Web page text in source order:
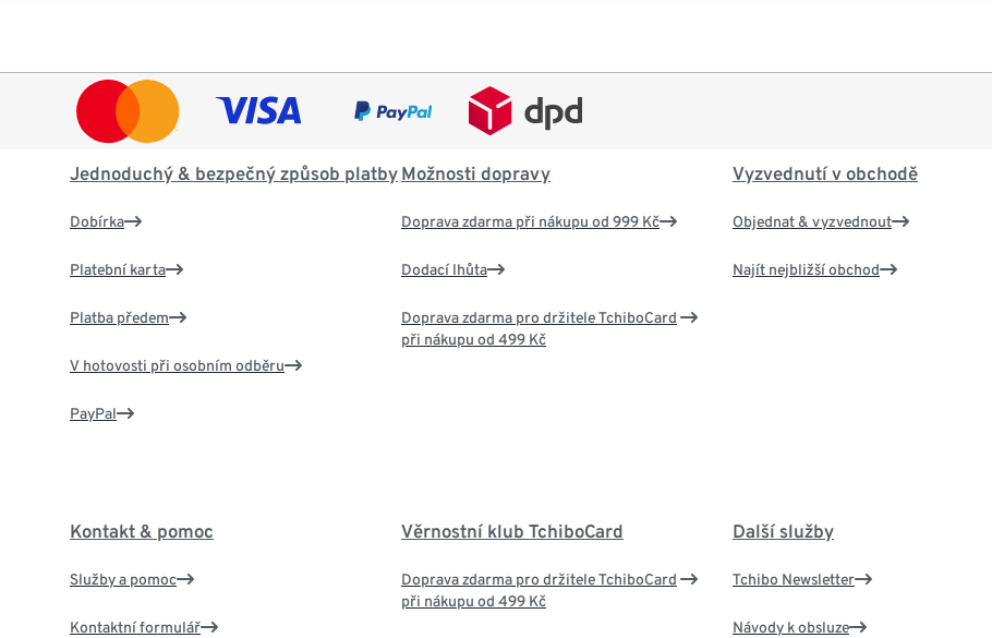
Jednoduchý & bezpečný způsob platby
Dobírka
Platební karta
Platba předem
V hotovosti při osobním odběru
PayPal
Možnosti dopravy
Doprava zdarma při nákupu od 999 Kč
Dodací lhůta
Doprava zdarma pro držitele TchiboCard
při nákupu od 499 Kč
Vyzvednutí v obchodě
Objednat & vyzvednout
Najít nejbližší obchod
Kontakt & pomoc
Služby a pomoc
Kontaktní formulář
Věrnostní klub TchiboCard
Doprava zdarma pro držitele TchiboCard
při nákupu od 499 Kč
Další služby
Tchibo Newsletter
Návody k obsluze